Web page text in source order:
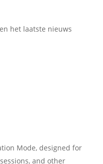
het laatste nieuws
Mode, designed for
and other